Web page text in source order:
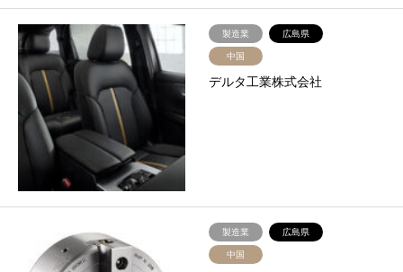
製造業 広島県
中国
デルタ工業株式会社
製造業 広島県
中国